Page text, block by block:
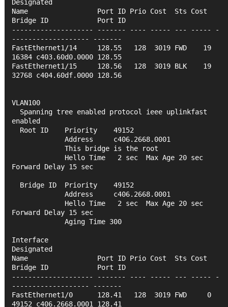
Designated
Name                 Port ID Prio Cost  Sts Cost
Bridge ID            Port ID
-------------------- ------- ---- ----- --- ----- -
------------------- -------
FastEthernet1/14     128.55   128  3019 FWD    19
16384 c403.60d0.0000 128.55
FastEthernet1/15     128.56   128  3019 BLK    19
32768 c404.60df.0000 128.56
VLAN100
Spanning tree enabled protocol ieee uplinkfast
enabled
Root ID    Priority    49152
Address     c406.2668.0001
This bridge is the root
Hello Time   2 sec  Max Age 20 sec
Forward Delay 15 sec
Bridge ID  Priority    49152
Address     c406.2668.0001
Hello Time   2 sec  Max Age 20 sec
Forward Delay 15 sec
Aging Time 300
Interface
Designated
Name                 Port ID Prio Cost  Sts Cost
Bridge ID            Port ID
-------------------- ------- ---- ----- --- ----- -
------------------- -------
FastEthernet1/0      128.41   128  3019 FWD     0
49152 c406.2668.0001 128.41